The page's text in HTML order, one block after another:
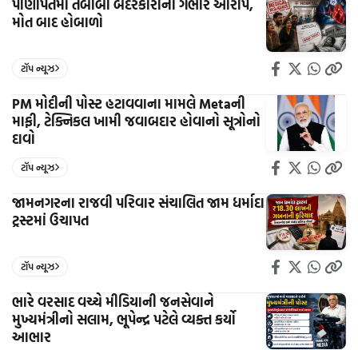
પાણીપતમાં તબીબી બેદરકારીનો ગંભીર આરોપ,
મોત બાદ હોબાળો
ટૉપ ન્યૂઝ
PM મોદીની પોસ્ટ હટાવવાના મામલે Metaની
માફી, ટેક્નિકલ ખામી જવાબદાર હોવાનો સૂત્રોનો
દાવો
ટૉપ ન્યૂઝ
જામનગરના રાજવી પરિવાર સંચાલિત જામ ધર્માદા
ટ્રસ્ટમાં ઉચાપત
ટૉપ ન્યૂઝ
ભારે વરસાદ વચ્ચે મીડિયાની જનસેવાને
મુખ્યમંત્રીનો સલામ, ભૂપેન્દ્ર પટેલે વ્યક્ત કર્યો
આભાર